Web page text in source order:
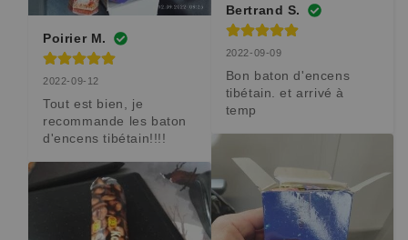
Poirier M.
2022-09-12
Tout est bien, je
recommande les baton
d'encens tibétain!!!!
Bertrand S.
2022-09-09
Bon baton d'encens
tibétain. et arrivé à
temp